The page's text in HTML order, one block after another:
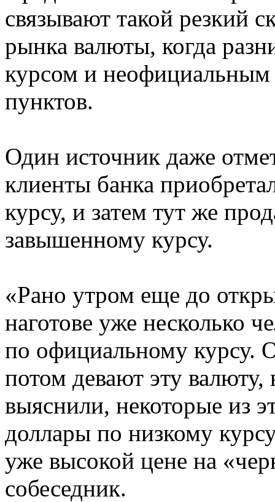
связывают такой резкий
рынка валюты, когда
курсом и неофициальным
пунктов.
Один источник даже
клиенты банка
курсу, и затем тут же
завышенному курсу.
«Рано утром еще до
наготове уже несколько
по официальному курсу.
потом девают эту
выяснили, некоторые из
доллары по низкому
уже высокой цене на
собеседник.